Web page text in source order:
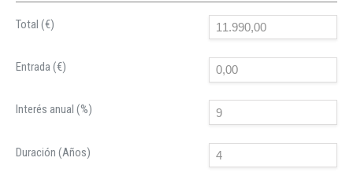
Total (€)
Entrada (€)
Interés anual (%)
Duración (Años)